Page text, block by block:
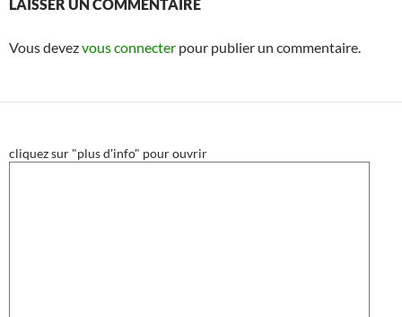
LAISSER UN COMMENTAIRE
Vous devezvous connecter pour publier un commentaire.
cliquez sur "plus d'info" pour ouvrir